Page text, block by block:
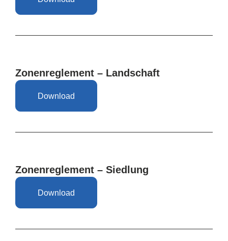
Zonenreglement – Landschaft
Download
Zonenreglement – Siedlung
Download